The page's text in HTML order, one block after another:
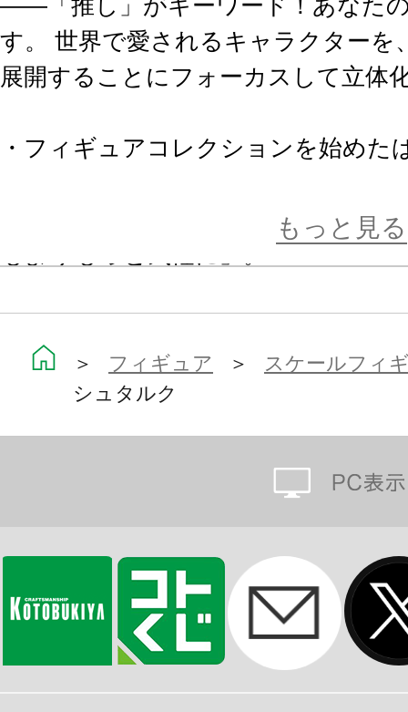
――「推し」がキーワード！あなた
す。 世界で愛されるキャラクターを
展開することにフォーカスして立体
・フィギュアコレクションを始めた
・ハイエンドなコレクションを楽
るコトブキヤのブランドです。
台座はコレクションしやすい正方形
前後左右にすっきり飾ることができ
リーズナブルな価格は維持したまま
上げを施し、クオリティにも手を抜
ちろん、お手元の推しグッズと一緒
もっと見る
＞ フィギュア ＞ スケールフィ
シュタルク